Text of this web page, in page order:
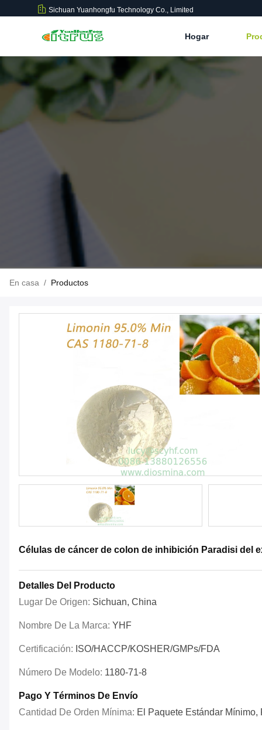
Sichuan Yuanhongfu Technology Co., Limited
Hogar
En casa / Productos
Células de cáncer de colon de inhibición Paradisi del
Detalles Del Producto
Lugar De Origen: Sichuan, China
Nombre De La Marca: YHF
Certificación: ISO/HACCP/KOSHER/GMPs/FDA
Número De Modelo: 1180-71-8
Pago Y Términos De Envío
Cantidad De Orden Mínima: El Paquete Estándar Mínimo,